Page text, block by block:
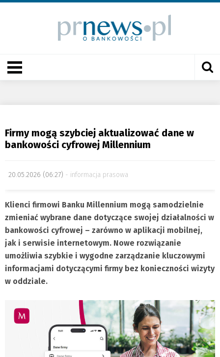
Firmy mogą szybciej aktualizować dane w
bankowości cyfrowej Millennium
20.05.2026 (06:27) informacja prasowa
Klienci firmowi Banku Millennium mogą samodzielnie
zmieniać wybrane dane dotyczące swojej działalności w
bankowości cyfrowej – zarówno w aplikacji mobilnej,
jak i serwisie internetowym. Nowe rozwiązanie
umożliwia szybkie i wygodne zarządzanie kluczowymi
informacjami dotyczącymi firmy bez konieczności wizyty
w oddziale.